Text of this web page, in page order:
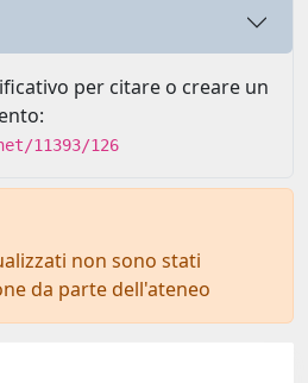
per citare o creare un
11393/126
non sono stati
da parte dell'ateneo